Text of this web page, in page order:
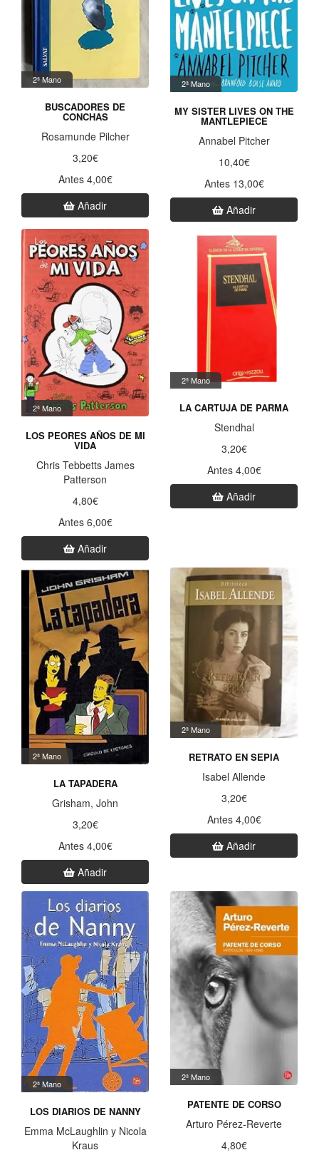
2ª Mano
BUSCADORES DE
CONCHAS
Rosamunde Pilcher
3,20€
Antes 4,00€
Añadir
2ª Mano
MY SISTER LIVES ON THE
MANTLEPIECE
Annabel Pitcher
10,40€
Antes 13,00€
Añadir
2ª Mano
LOS PEORES AÑOS DE MI
VIDA
Chris Tebbetts James
Patterson
4,80€
Antes 6,00€
Añadir
2ª Mano
LA CARTUJA DE PARMA
Stendhal
3,20€
Antes 4,00€
Añadir
2ª Mano
LA TAPADERA
Grisham, John
3,20€
Antes 4,00€
Añadir
2ª Mano
RETRATO EN SEPIA
Isabel Allende
3,20€
Antes 4,00€
Añadir
2ª Mano
LOS DIARIOS DE NANNY
Emma McLaughlin y Nicola
Kraus
2ª Mano
PATENTE DE CORSO
Arturo Pérez-Reverte
4,80€